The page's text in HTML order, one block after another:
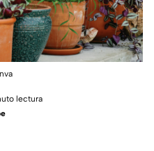
lectura